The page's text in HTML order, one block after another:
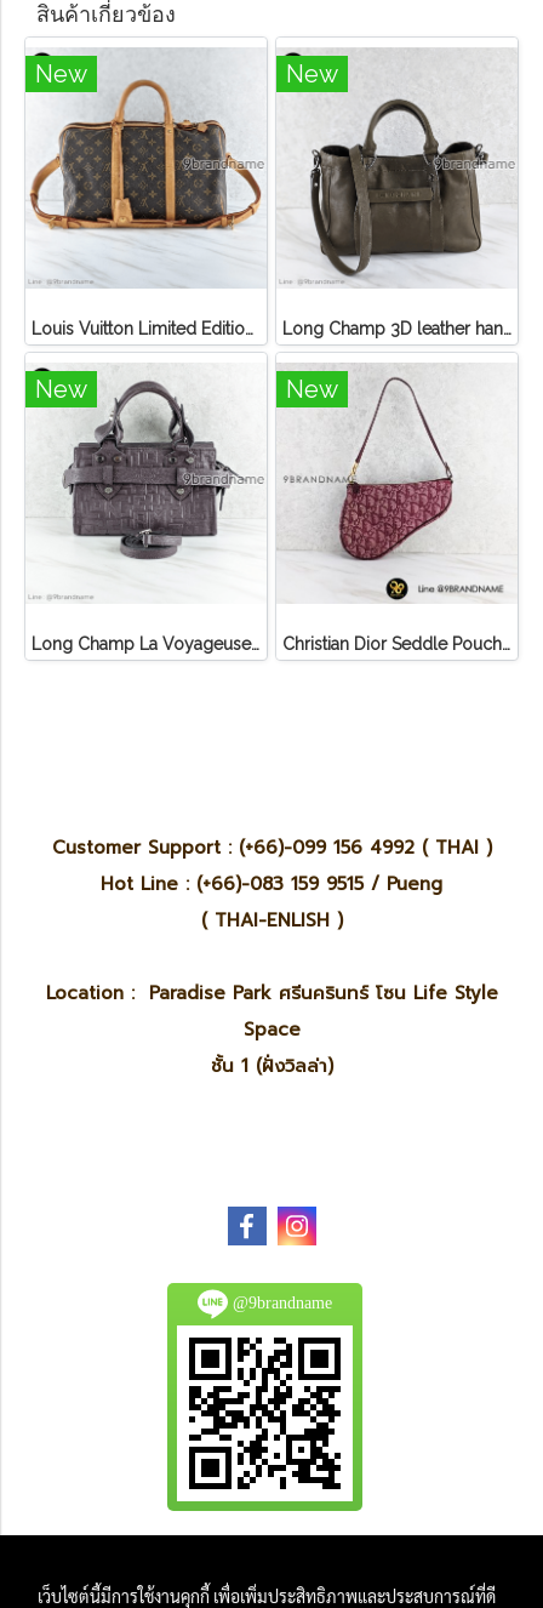
สินค้าเกี่ยวข้อง
New
Louis Vuitton Limited Edition Monogram Canvas Sofia Coppola SC Bag
New
Long Champ 3D leather handbag
New
Long Champ La Voyageuse Bag Leather
New
Christian Dior Seddle Pouch Accessory Hand Bag
Customer Support : (+66)-099 156 4992 ( THAI )
Hot Line : (+66)-083 159 9515 / Pueng
( THAI-ENLISH )
Location : Paradise Park ศรีนครินทร์ โซน Life Style
Space
ชั้น 1 (ฝั่งวิลล่า)
@9brandname
เว็บไซต์นี้มีการใช้งานคุกกี้ เพื่อเพิ่มประสิทธิภาพและประสบการณ์ที่ดี